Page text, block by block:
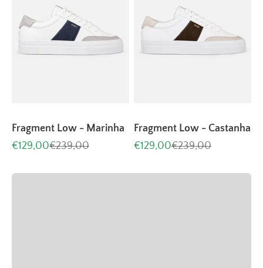
Fragment Low - Marinha
Aanbiedingsprijs
€129,00Normale prijs
€239,00
Fragment Low - Castanha
Aanbiedingsprijs
€129,00Normale prijs
€239,00